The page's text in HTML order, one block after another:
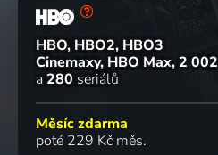
HBO, HBO2, HBO3
Cinemaxy, HBO Max 2 002
a 280 seriálů
Měsíc zdarma
poté 229 Kč měs.